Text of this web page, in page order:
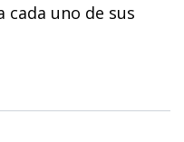
cada uno de sus